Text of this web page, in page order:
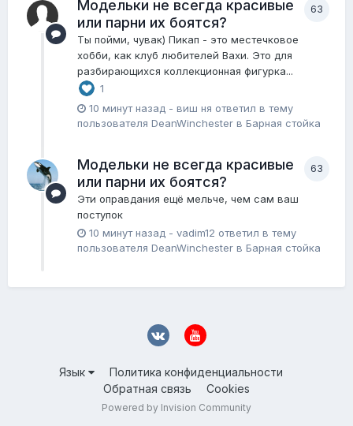
63
Модельки не всегда красивые
или парни их боятся?
Ты пойми, чувак) Пикап - это местечковое
хобби, как клуб любителей Вахи. Это для
разбирающихся коллекционная фигурка...
1
10 минут назад - виш ня ответил в тему
пользователя DeanWinchester в Барная стойка
63
Модельки не всегда красивые
или парни их боятся?
Эти оправдания ещё мельче, чем сам ваш
поступок
10 минут назад - vadim12 ответил в тему
пользователя DeanWinchester в Барная стойка
Язык
Политика конфиденциальности
Обратная связь
Cookies
Powered by Invision Community